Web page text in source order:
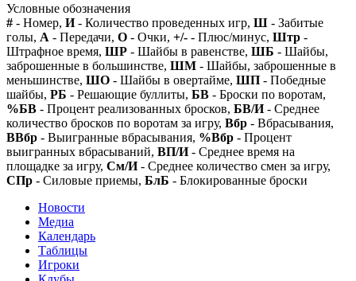
Условные обозначения
# - Номер, И- Количество проведенных игр, Ш - Забитые
голы, А - Передачи, О - Очки, +/- - Плюс/минус, Штр -
Штрафное время, ШР - Шайбы в равенстве, ШБ - Шайбы,
заброшенные в большинстве, ШМ - Шайбы, заброшенные в
меньшинстве, ШО - Шайбы в овертайме, ШП - Победные
шайбы, РБ - Решающие буллиты, БВ - Броски по воротам,
%БВ - Процент реализованных бросков, БВ/И- Среднее
количество бросков по воротам за игру, Вбр - Вбрасывания,
ВВбр - Выигранные вбрасывания, %Вбр - Процент
выигранных вбрасываний, ВП/И- Среднее время на
площадке за игру, См/И- Среднее количество смен за игру,
СПр - Силовые приемы, БлБ - Блокированные броски
Новости
Медиа
Календарь
Таблицы
Игроки